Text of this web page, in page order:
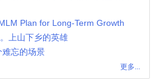
Plan for Long-Term Growth
上山下乡的英雄
难忘的场景
更多...